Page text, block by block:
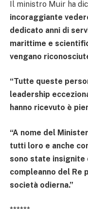
Il ministro Muir ha
incoraggiante
dedicato anni di
marittime e
vengano
“Tutte queste
leadership
hanno ricevuto è
“A nome del
tutti loro e anche
sono state insignite
compleanno del Re
società odierna.”